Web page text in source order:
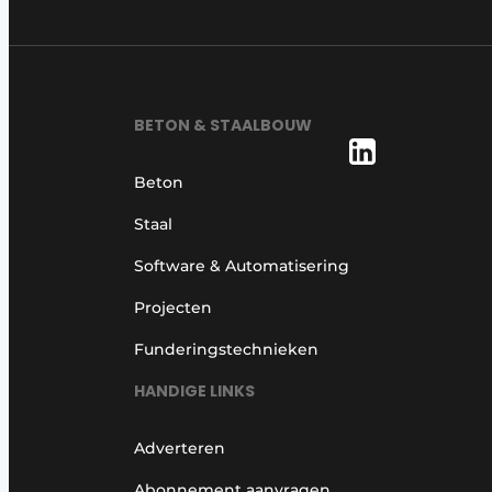
BETON & STAALBOUW
Beton
Staal
Software & Automatisering
Projecten
Funderingstechnieken
HANDIGE LINKS
Adverteren